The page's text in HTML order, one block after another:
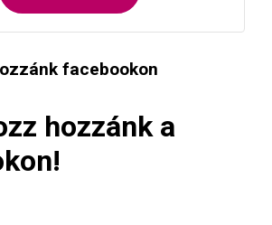
facebookon
hozzánk a